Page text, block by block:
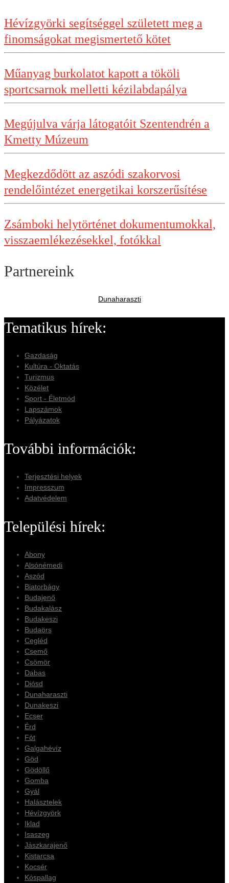
Hévízgyörki segítséggel született meg a
finomságokat megismertető kötet
Műanyag burkolatot kapott a tököli
sportcsarnok melletti kézilabdapálya
Megújulva várja látogatóit Szentendrén a
Kmetty Múzeum
Megkezdődött az aszódi szakorvosi
rendelőintézet energetikai korszerűsítése
Zsámboki helytörténet dokumentumokkal,
visszaemlékezésekkel, fotókkal
Partnereink
Dunaharaszti
Tematikus hírek:
Gazdaság
Kultúra - Oktatás
Turizmus
Közélet
Sport - Életmód
Lapszámok
Pályázatok
További információk:
Terjesztési helyek
Impresszum
Adatvédelem
Települési hírek:
Abony
Alsónémedi
Aszód
Biatorbágy
Budajenő
Budakalász
Budakeszi
Budaörs
Cegléd
Csemő
Csömör
Dabas
Diósd
Dunaharaszti
Dunakeszi
Ecser
Érd
Fót
Galgahévíz
Göd
Gödöllő
Gomba
Gyál
Halásztelek
Hévízgyörk
Iklad
Isaszeg
Jászkarajenő
Kistarcsa
Kocsér
Kóspallag